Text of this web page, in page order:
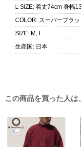
L SIZE: 着丈74cm 身幅
COLOR: スーパーブラッ
SIZE: M, L
生産国 : 日本
この商品を買った人